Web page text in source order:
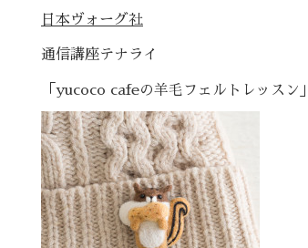
日本ヴォーグ社
通信講座テナライ
「yucoco cafeの羊毛フェルトレッスン」